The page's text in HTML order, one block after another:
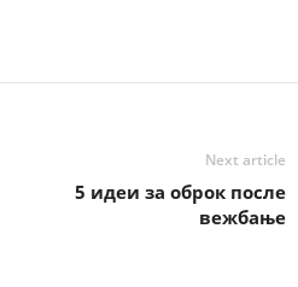
Next article
5 идеи за оброк после
вежбање